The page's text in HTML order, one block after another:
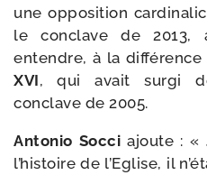
une oppo­si­tion
le conclave de
entendre, à la dif­fé­rence
XVI, qui avait sur­gi
conclave de 2005.
Antonio Socci ajoute : «
l’his­toire de l’Eglise, il